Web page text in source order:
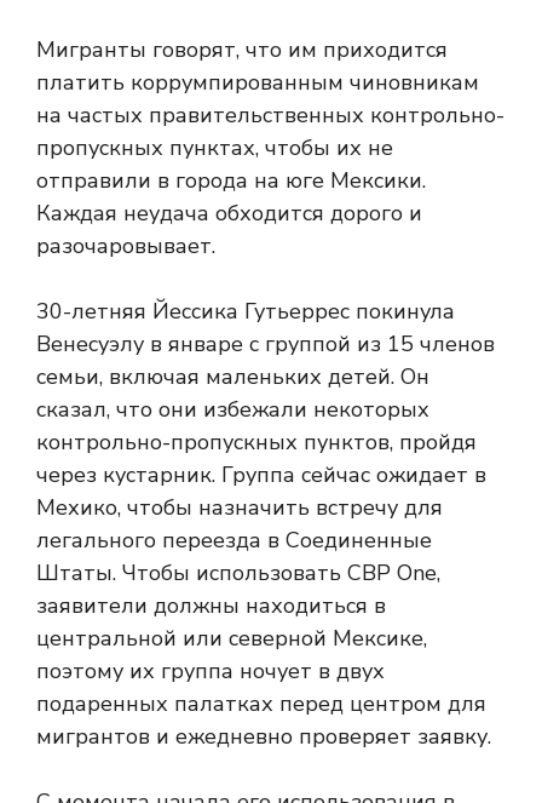
Мигранты говорят, что им приходится
платить коррумпированным чиновникам
на частых правительственных контрольно-
пропускных пунктах, чтобы их не
отправили в города на юге Мексики.
Каждая неудача обходится дорого и
разочаровывает.
30-летняя Йессика Гутьеррес покинула
Венесуэлу в январе с группой из 15 членов
семьи, включая маленьких детей. Он
сказал, что они избежали некоторых
контрольно-пропускных пунктов, пройдя
через кустарник. Группа сейчас ожидает в
Мехико, чтобы назначить встречу для
легального переезда в Соединенные
Штаты. Чтобы использовать CBP One,
заявители должны находиться в
центральной или северной Мексике,
поэтому их группа ночует в двух
подаренных палатках перед центром для
мигрантов и ежедневно проверяет заявку.